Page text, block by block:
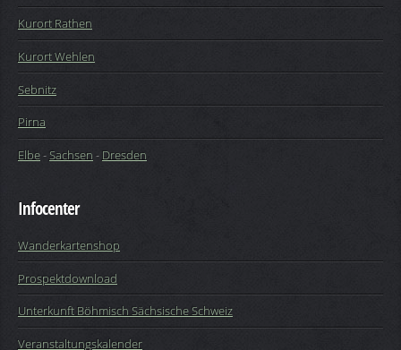
Kurort Rathen
Kurort Wehlen
Sebnitz
Pirna
Elbe-Sachsen - Dresden
Infocenter
Wanderkartenshop
Prospektdownload
Unterkunft Böhmisch Sächsische Schweiz
Veranstaltungskalender